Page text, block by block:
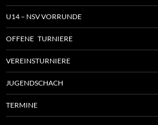
U14 – NSV VORRUNDE
OFFENE TURNIERE
VEREINSTURNIERE
JUGENDSCHACH
TERMINE